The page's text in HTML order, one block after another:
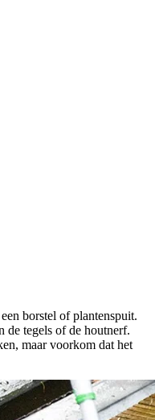
borstel of plantenspuit.
de tegels of de houtnerf.
maar voorkom dat het